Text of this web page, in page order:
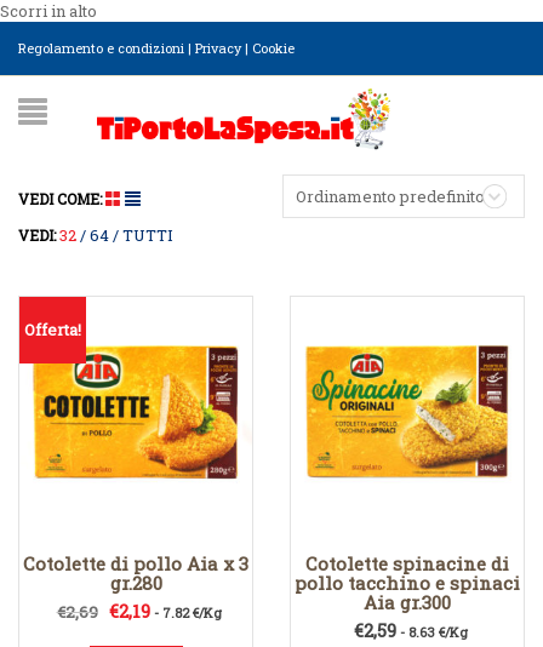
Scorri in alto
Regolamento e condizioni | Privacy| Cookie
Ordinamento predefinito
VEDI COME:
VEDI:32 64 TUTTI
Offerta!
Cotolette di pollo Aia x 3
gr.280
€2,69 Il
€2,19Il
- 7.82 €/Kg
Cotolette spinacine di
pollo tacchino e spinaci
Aia gr.300
€2,59- 8.63 €/Kg